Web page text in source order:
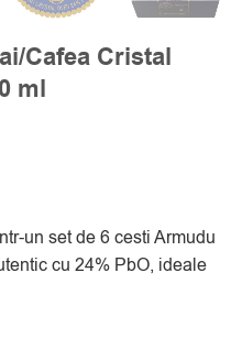
Cafea Cristal
ml
un set de 6 cesti Armudu
cu 24% PbO, ideale